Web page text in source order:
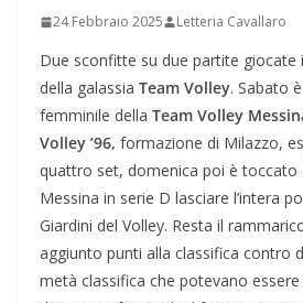
24 Febbraio 2025 Letteria Cavallaro
Due sconfitte su due partite giocate
della galassia Team Volley. Sabato
femminile della Team Volley
Volley ’96, formazione di Milazzo,
quattro set, domenica poi è toccato
Messina in serie D lasciare l’intera
Giardini del Volley. Resta il
aggiunto punti alla classifica contro
metà classifica che potevano